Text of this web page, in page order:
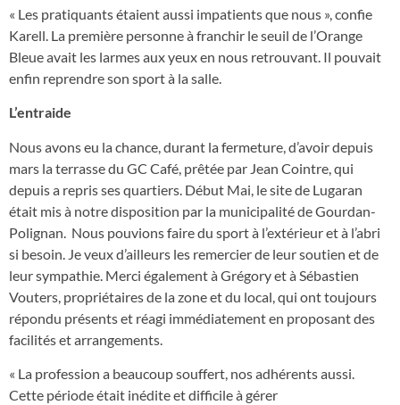
« Les pratiquants étaient aussi impatients que nous », confie
Karell. La première personne à franchir le seuil de l’Orange
Bleue avait les larmes aux yeux en nous retrouvant. Il pouvait
enfin reprendre son sport à la salle.
L’entraide
Nous avons eu la chance, durant la fermeture, d’avoir depuis
mars la terrasse du GC Café, prêtée par Jean Cointre, qui
depuis a repris ses quartiers. Début Mai, le site de Lugaran
était mis à notre disposition par la municipalité de Gourdan-
Polignan. Nous pouvions faire du sport à l’extérieur et à l’abri
si besoin. Je veux d’ailleurs les remercier de leur soutien et de
leur sympathie. Merci également à Grégory et à Sébastien
Vouters, propriétaires de la zone et du local, qui ont toujours
répondu présents et réagi immédiatement en proposant des
facilités et arrangements.
« La profession a beaucoup souffert, nos adhérents aussi.
Cette période était inédite et difficile à gérer